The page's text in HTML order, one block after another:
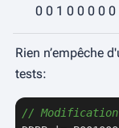
0 0 1 0 0 0 0 0
Rien n’empêche
tests:
// Modification